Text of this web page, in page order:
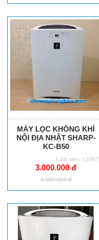
MÁY LỌC KHÔNG KHÍ
NỘI ĐỊA NHẬT SHARP-
KC-B50
Lượt xem: 13067
3.000.000 đ
3.500.000 đ